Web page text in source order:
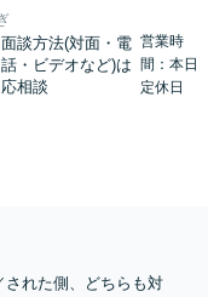
面談方法(対面・電
話・ビデオなど)は
応相談
営業時
間：本日
定休日
された側、どちらも対